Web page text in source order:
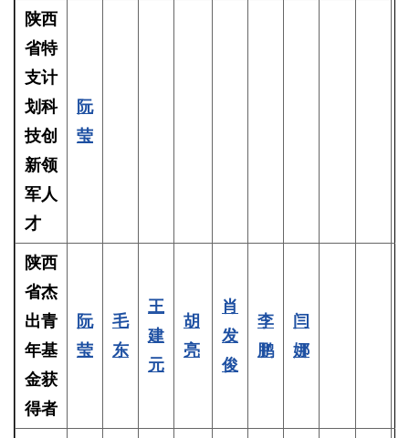
陕西
省特
支计
划科
技创
新领
军人
才
阮
莹
陕西
省杰
出青
年基
金获
得者
阮
莹
毛
东
王
建
元
胡
亮
肖
发
俊
李
鹏
闫
娜